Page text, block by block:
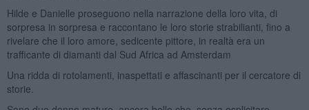
Hilde e Danielle proseguono nella narrazione della loro vita, di
sorpresa in sorpresa e raccontano le loro storie strabilianti, fino a
rivelare che il loro amore, sedicente pittore, in realtà era un
trafficante di diamanti dal Sud Africa ad Amsterdam
Una ridda di rotolamenti, inaspettati e affascinanti per il cercatore di
storie.